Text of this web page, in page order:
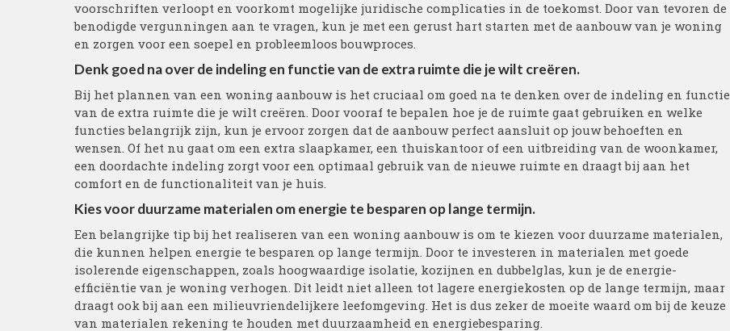
voorschriften verloopt en voorkomt mogelijke juridische complicaties in de toekomst. Door van tevoren de
benodigde vergunningen aan te vragen, kun je met een gerust hart starten met de aanbouw van je woning
en zorgen voor een soepel en probleemloos bouwproces.
Denk goed na over de indeling en functie van de extra ruimte die je wilt creëren.
Bij het plannen van een woning aanbouw is het cruciaal om goed na te denken over de indeling en functie
van de extra ruimte die je wilt creëren. Door vooraf te bepalen hoe je de ruimte gaat gebruiken en welke
functies belangrijk zijn, kun je ervoor zorgen dat de aanbouw perfect aansluit op jouw behoeften en
wensen. Of het nu gaat om een extra slaapkamer, een thuiskantoor of een uitbreiding van de woonkamer,
een doordachte indeling zorgt voor een optimaal gebruik van de nieuwe ruimte en draagt bij aan het
comfort en de functionaliteit van je huis.
Kies voor duurzame materialen om energie te besparen op lange termijn.
Een belangrijke tip bij het realiseren van een woning aanbouw is om te kiezen voor duurzame materialen,
die kunnen helpen energie te besparen op lange termijn. Door te investeren in materialen met goede
isolerende eigenschappen, zoals hoogwaardige isolatie, kozijnen en dubbelglas, kun je de energie-
efficiëntie van je woning verhogen. Dit leidt niet alleen tot lagere energiekosten op de lange termijn, maar
draagt ook bij aan een milieuvriendelijkere leefomgeving. Het is dus zeker de moeite waard om bij de keuze
van materialen rekening te houden met duurzaamheid en energiebesparing.